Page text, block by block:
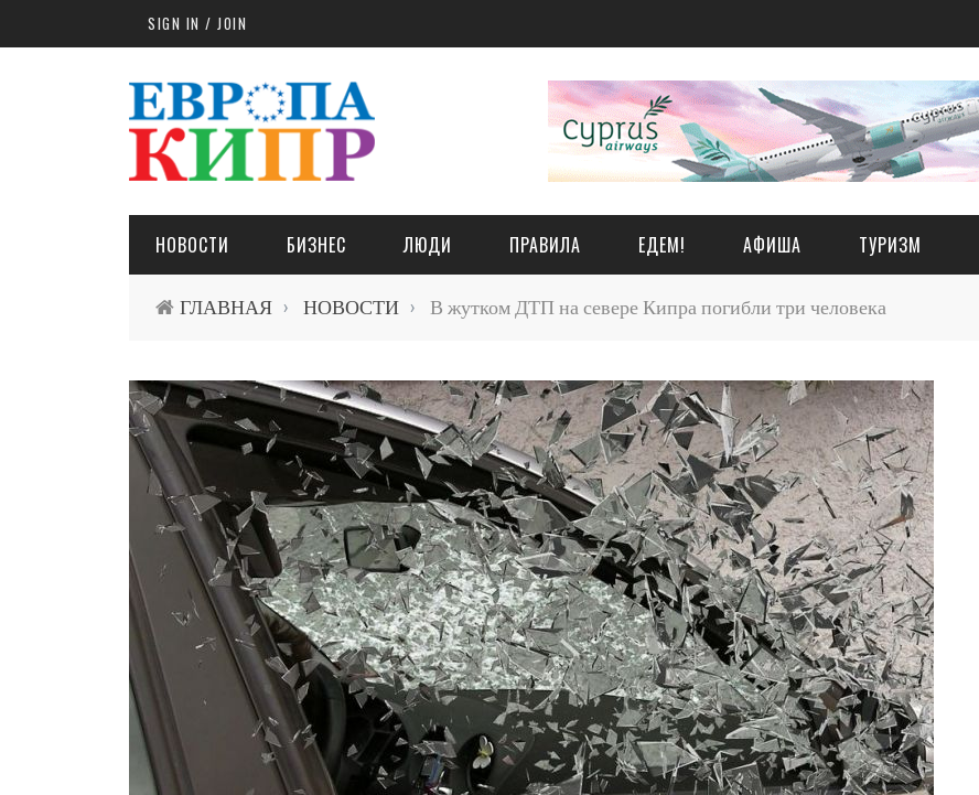
Skip to main contentSIGN IN / JOIN
НОВОСТИ БИЗНЕС ЛЮДИ ПРАВИЛА ЕДЕМ! АФИША ТУРИЗМ
ГЛАВНАЯ › НОВОСТИ › В жутком ДТП на севере Кипра погибли три человека